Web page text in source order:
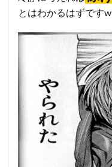
とはわかるはずですw